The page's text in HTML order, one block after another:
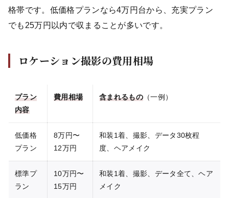
格帯です。低価格プランなら4万円台から、充実プラン
でも25万円以内で収まることが多いです。
ロケーション撮影の費用相場
プラン
内容
費用相場 含まれるもの（一例）
低価格
プラン
8万円〜
12万円
和装1着、撮影、データ30枚程
度、ヘアメイク
標準プ
ラン
10万円〜
15万円
和装1着、撮影、データ全て、ヘア
メイク